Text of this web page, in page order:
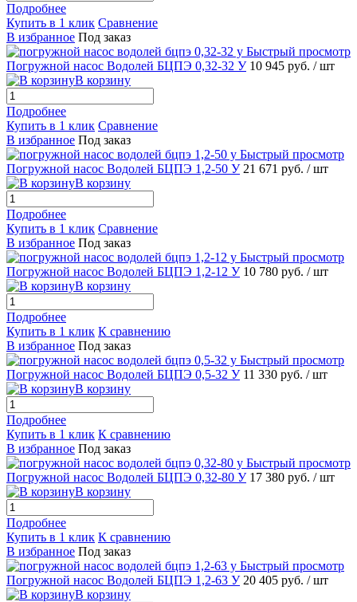
Подробнее
Купить в 1 клик Сравнение
В избранное Под заказ
Быстрый просмотр
Погружной насос Водолей БЦПЭ 0,32-32 У 10 945 руб. / шт
В корзину
Подробнее
Купить в 1 клик Сравнение
В избранное Под заказ
Быстрый просмотр
Погружной насос Водолей БЦПЭ 1,2-50 У 21 671 руб. / шт
В корзину
Подробнее
Купить в 1 клик Сравнение
В избранное Под заказ
Быстрый просмотр
Погружной насос Водолей БЦПЭ 1,2-12 У 10 780 руб. / шт
В корзину
Подробнее
Купить в 1 клик К сравнению
В избранное Под заказ
Быстрый просмотр
Погружной насос Водолей БЦПЭ 0,5-32 У 11 330 руб. / шт
В корзину
Подробнее
Купить в 1 клик К сравнению
В избранное Под заказ
Быстрый просмотр
Погружной насос Водолей БЦПЭ 0,32-80 У 17 380 руб. / шт
В корзину
Подробнее
Купить в 1 клик К сравнению
В избранное Под заказ
Быстрый просмотр
Погружной насос Водолей БЦПЭ 1,2-63 У 20 405 руб. / шт
В корзину